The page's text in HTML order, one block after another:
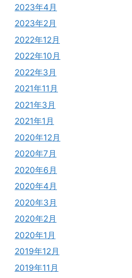
2023年4月
2023年2月
2022年12月
2022年10月
2022年3月
2021年11月
2021年3月
2021年1月
2020年12月
2020年7月
2020年6月
2020年4月
2020年3月
2020年2月
2020年1月
2019年12月
2019年11月